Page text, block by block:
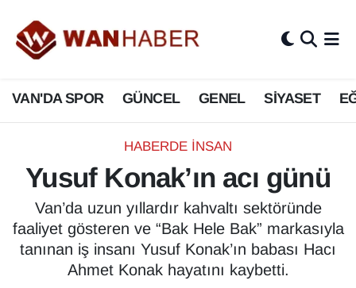
VAN'DA SPOR GÜNCEL GENEL SİYASET
HABERDE İNSAN
Yusuf Konak’ın acı günü
Van’da uzun yıllardır kahvaltı sektöründe
faaliyet gösteren ve “Bak Hele Bak” markasıyla
tanınan iş insanı Yusuf Konak’ın babası Hacı
Ahmet Konak hayatını kaybetti.
3.SAYFA
ASAYİŞ
BİLİM VE TEKNOLOJİ
Biyografi
Bölge Haberleri
ÇEVRE
Van Nöbetçi Eczaneler
Van Hava Durumu
Van Namaz Vakitleri
Van Trafik Yoğunluk Haritası
Süper Lig Puan Durumu ve Fikstür
Tüm Manşetler